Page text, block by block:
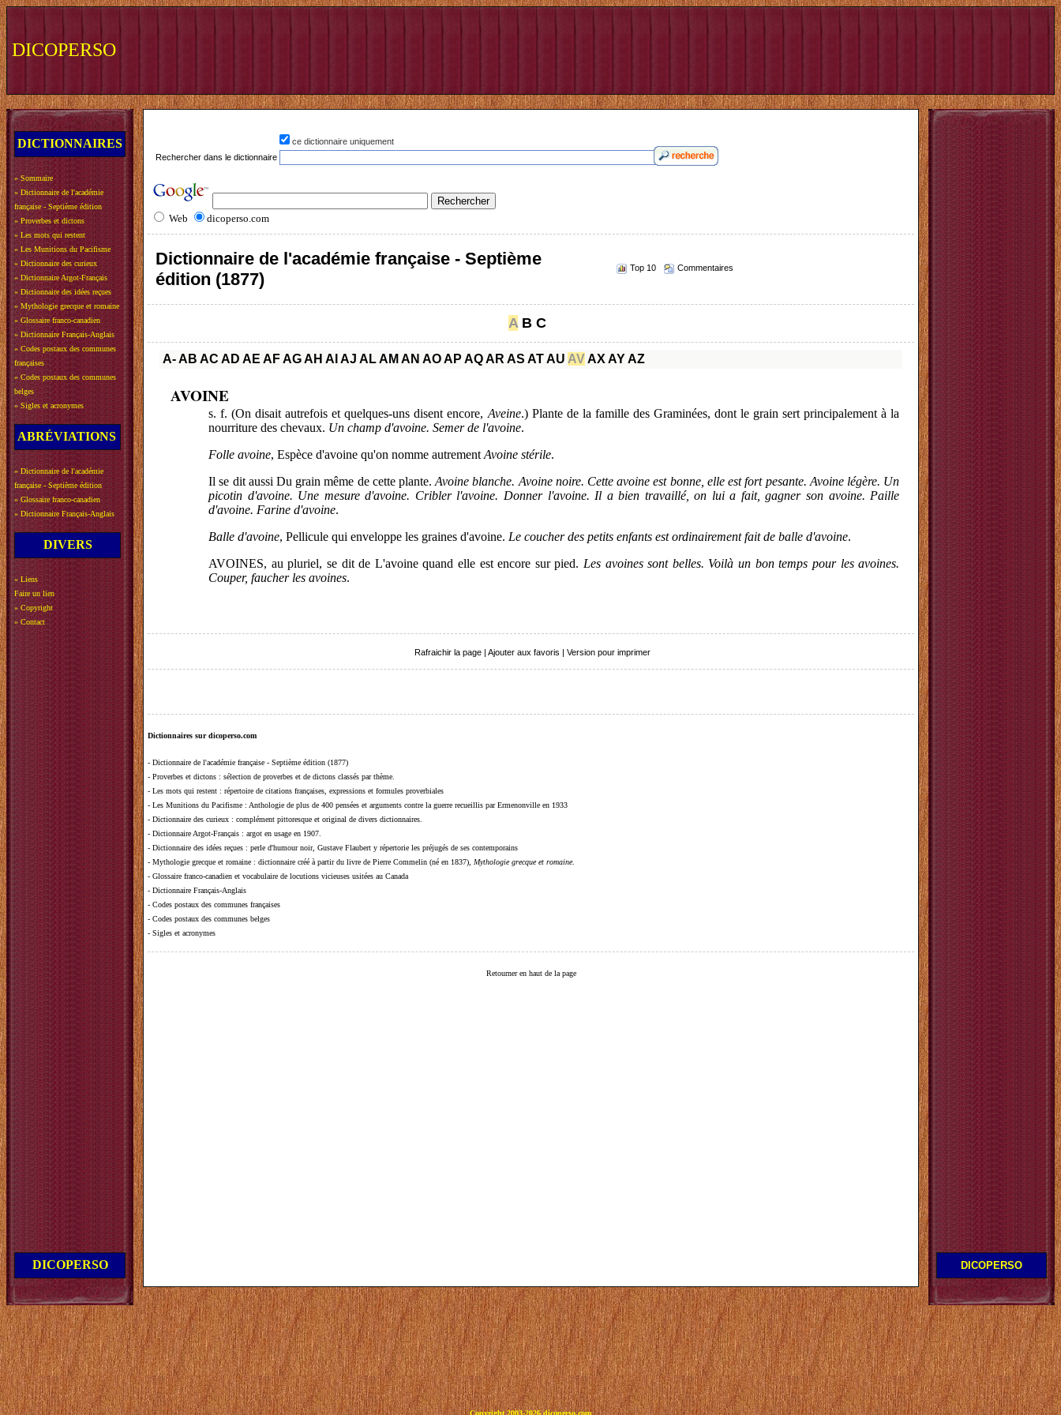
DICOPERSO
DICTIONNAIRES
» Sommaire
» Dictionnaire de l'académie
française - Septième édition
» Proverbes et dictons
» Les mots qui restent
» Les Munitions du Pacifisme
» Dictionnaire des curieux
» Dictionnaire Argot-Français
» Dictionnaire des idées reçues
» Mythologie grecque et romaine
» Glossaire franco-canadien
» Dictionnaire Français-Anglais
» Codes postaux des communes
françaises
» Codes postaux des communes
belges
» Sigles et acronymes
ABRÉVIATIONS
» Dictionnaire de l'académie
française - Septième édition
» Glossaire franco-canadien
» Dictionnaire Français-Anglais
DIVERS
» Liens
Faire un lien
» Copyright
» Contact
DICOPERSO
ce dictionnaire uniquement
Rechercher dans le dictionnaire
Web dicoperso.com
Dictionnaire de l'académie française - Septième
édition (1877)
Top 10 Commentaires
A B C
A-AB AC AD AE AFAGAH AI AJ ALAM AN AOAP AQAR AS ATAU AVAX AYAZ
AVOINE
s. f. (On disait autrefois et quelques-uns disent encore, Aveine.) Plante de la famille des Graminées, dont le grain sert principalement à la
nourriture des chevaux. Un champ d'avoine. Semer de l'avoine.
Folle avoine, Espèce d'avoine qu'on nomme autrementAvoine stérile.
Il se dit aussi Du grain même de cette plante.Avoine blanche. Avoine noire. Cette avoine est bonne, elle est fort pesante. Avoine légère. Un
picotin d'avoine. Une mesure d'avoine. Cribler l'avoine. Donner l'avoine. Il a bien travaillé, on lui a fait, gagner son avoine. Paille
d'avoine. Farine d'avoine.
Balle d'avoine, Pellicule qui enveloppe les graines d'avoine. Le coucher des petits enfants est ordinairement fait de balle d'avoine.
AVOINES, au pluriel, se dit de L'avoine quand elle est encore sur pied. Les avoines sont belles. Voilà un bon temps pour les avoines.
Couper, faucher les avoines.
Rafraichir la page | Ajouter aux favoris | Version pour imprimer
Dictionnaires sur dicoperso.com
- Dictionnaire de l'académie française - Septième édition (1877)
- Proverbes et dictons : sélection de proverbes et de dictons classés par thème.
- Les mots qui restent : répertoire de citations françaises, expressions et formules proverbiales
- Les Munitions du Pacifisme : Anthologie de plus de 400 pensées et arguments contre la guerre recueillis par Ermenonville en 1933
- Dictionnaire des curieux : complément pittoresque et original de divers dictionnaires.
- Dictionnaire Argot-Français : argot en usage en 1907.
- Dictionnaire des idées reçues : perle d'humour noir, Gustave Flaubert y répertorie les préjugés de ses contemporains
- Mythologie grecque et romaine : dictionnaire créé à partir du livre de Pierre Commelin (né en 1837), Mythologie grecque et romaine.
- Glossaire franco-canadien et vocabulaire de locutions vicieuses usitées au Canada
- Dictionnaire Français-Anglais
- Codes postaux des communes françaises
- Codes postaux des communes belges
- Sigles et acronymes
Retourner en haut de la page
DICOPERSO
Copyright 2003-2026 dicoperso.com